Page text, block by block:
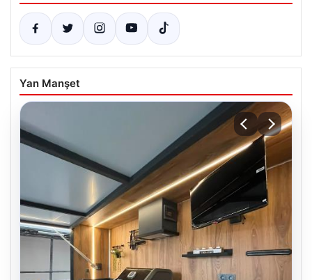
Yan Manşet